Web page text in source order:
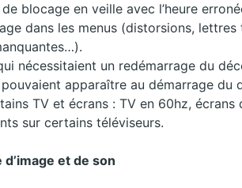
blocage en veille avec l’heure
dans les menus (distorsions, lettres
nécessitaient un redémarrage du
apparaître au démarrage du
TV et écrans : TV en 60hz, écrans
sur certains téléviseurs.
d’image et de son